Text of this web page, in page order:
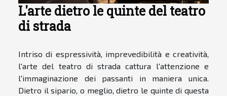
L'arte dietro le quinte del teatro
di strada
Intriso di espressività, imprevedibilità e creatività,
l'arte del teatro di strada cattura l'attenzione e
l'immaginazione dei passanti in maniera unica.
Dietro il sipario, o meglio, dietro le quinte di questa